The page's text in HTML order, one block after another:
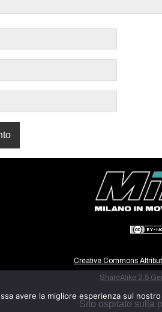
Creative Commons
ShareAlike 2.5
Sito ospitato sulla
avere la migliore esperienza sul